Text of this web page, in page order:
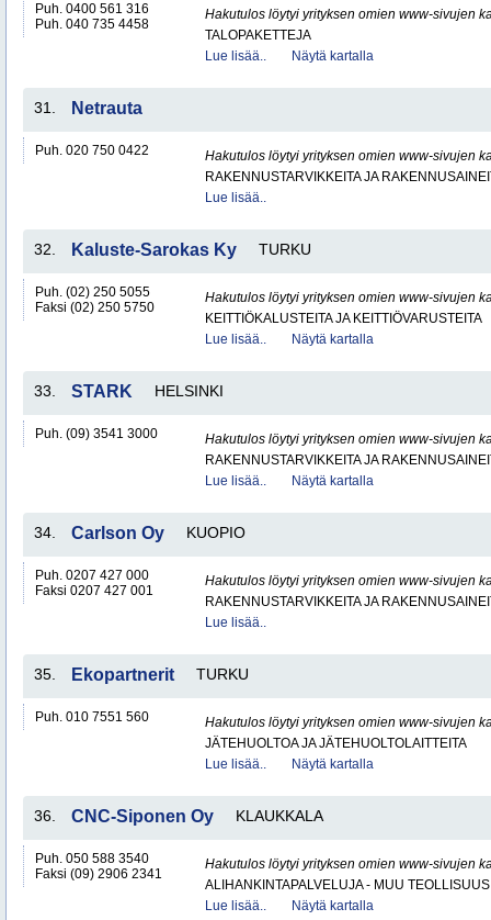
Puh. 0400 561 316
Puh. 040 735 4458
Hakutulos löytyi yrityksen omien www-sivujen
TALOPAKETTEJA
Lue lisää..
Näytä kartalla
31. Netrauta
Puh. 020 750 0422
Hakutulos löytyi yrityksen omien www-sivujen
RAKENNUSTARVIKKEITA JA
Lue lisää..
32. Kaluste-Sarokas Ky TURKU
Puh. (02) 250 5055
Faksi (02) 250 5750
Hakutulos löytyi yrityksen omien www-sivujen
KEITTIÖKALUSTEITA JA KEITTIÖVARUSTEITA
Lue lisää..
Näytä kartalla
33. STARK HELSINKI
Puh. (09) 3541 3000
Hakutulos löytyi yrityksen omien www-sivujen
RAKENNUSTARVIKKEITA JA
Lue lisää..
Näytä kartalla
34. Carlson Oy KUOPIO
Puh. 0207 427 000
Faksi 0207 427 001
Hakutulos löytyi yrityksen omien www-sivujen
RAKENNUSTARVIKKEITA JA
Lue lisää..
35. Ekopartnerit TURKU
Puh. 010 7551 560
Hakutulos löytyi yrityksen omien www-sivujen
JÄTEHUOLTOA JA JÄTEHUOLTOLAITTEITA
Lue lisää..
Näytä kartalla
36. CNC-Siponen Oy KLAUKKALA
Puh. 050 588 3540
Faksi (09) 2906 2341
Hakutulos löytyi yrityksen omien www-sivujen
ALIHANKINTAPALVELUJA - MUU TEOLLISUUS
Lue lisää..
Näytä kartalla